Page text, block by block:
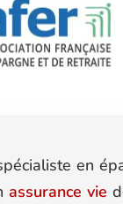
en
assurance vie